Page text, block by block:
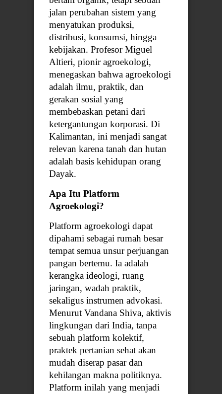
jalan perubahan sistem yang
menyatukan produksi,
distribusi, konsumsi, hingga
kebijakan. Profesor Miguel
Altieri, pionir agroekologi,
menegaskan bahwa agroekologi
adalah ilmu, praktik, dan
gerakan sosial yang
membebaskan petani dari
ketergantungan korporasi. Di
Kalimantan, ini menjadi sangat
relevan karena tanah dan hutan
adalah basis kehidupan orang
Dayak.
Apa Itu Platform
Agroekologi?
Platform agroekologi dapat
dipahami sebagai rumah besar
tempat semua unsur perjuangan
pangan bertemu. Ia adalah
kerangka ideologi, ruang
jaringan, wadah praktik,
sekaligus instrumen advokasi.
Menurut Vandana Shiva, aktivis
lingkungan dari India, tanpa
sebuah platform kolektif,
praktek pertanian sehat akan
mudah diserap pasar dan
kehilangan makna politiknya.
Platform inilah yang menjadi